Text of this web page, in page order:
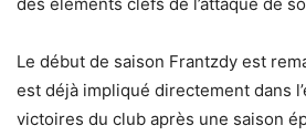
Le début de saison Frantzdy est
est déjà impliqué directement dans
victoires du club après une saison